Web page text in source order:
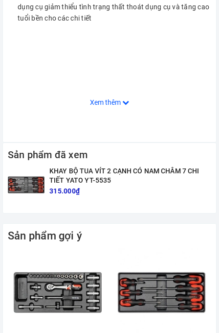
dụng cụ giảm thiểu tình trạng thất thoát dụng cụ và tăng cao
tuổi bền cho các chi tiết
Xem thêm
Sản phẩm đã xem
KHAY BỘ TUA VÍT 2 CẠNH CÓ NAM CHÂM 7 CHI
TIẾT YATO YT-5535
315.000₫
Sản phẩm gợi ý